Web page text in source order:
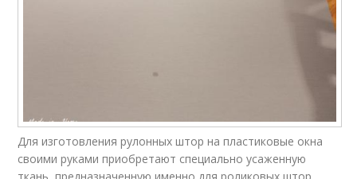
Для изготовления рулонных штор на пластиковые окна
своими руками приобретают специально усаженную